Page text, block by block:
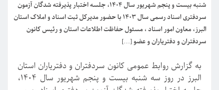
شنبه بیست و پنجم شهریور سال ۱۴۰۴، جلسه اختبار پذیرفته شدگان آزمون
سردفتری اسناد رسمی سال ۱۴۰۳ با حضور مدیرکل ثبت اسناد و املاک استان
البرز، معاون امور اسناد ، مسئول حفاظت اطلاعات استان و رئیس کانون
سردفتران و دفتریاران و عضو […]
به گزارش روابط عمومی کانون سردفتران و دفتریاران استان
البرز در روز سه شنبه بیست و پنجم شهریور سال ۱۴۰۴،